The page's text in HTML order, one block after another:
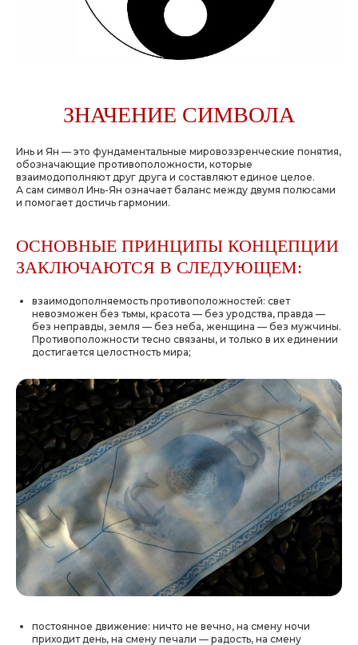
ЗНАЧЕНИЕ СИМВОЛА
Инь и Ян — это фундаментальные мировоззренческие понятия,
обозначающие противоположности, которые
взаимодополняют друг друга и составляют единое целое.
А сам символ Инь-Ян означает баланс между двумя полюсами
и помогает достичь гармонии.
ОСНОВНЫЕ ПРИНЦИПЫ КОНЦЕПЦИИ
ЗАКЛЮЧАЮТСЯ В СЛЕДУЮЩЕМ:
взаимодополняемость противоположностей: свет
невозможен без тьмы, красота — без уродства, правда —
без неправды, земля — без неба, женщина — без мужчины.
Противоположности тесно связаны, и только в их единении
достигается целостность мира;
постоянное движение: ничто не вечно, на смену ночи
приходит день, на смену печали — радость, на смену